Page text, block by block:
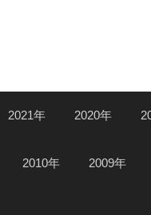
2021年 2020年
2010年 2009年